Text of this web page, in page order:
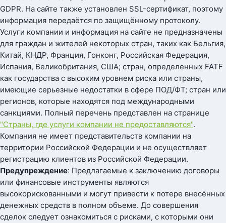
GDPR. На сайте также установлен SSL-сертификат, поэтому
информация передаётся по защищённому протоколу.
Услуги компании и информация на сайте не предназначены
для граждан и жителей некоторых стран, таких как Бельгия,
Китай, КНДР, Франция, Гонконг, Российская Федерация,
Испания, Великобритания, США; стран, определенных FATF
как государства с высоким уровнем риска или страны,
имеющие серьезные недостатки в сфере ПОД/ФТ; стран или
регионов, которые находятся под международными
санкциями. Полный перечень представлен на странице
"Страны, где услуги компании не предоставляются".
Компания не имеет представительств компании на
территории Российской Федерации и не осуществляет
регистрацию клиентов из Российской Федерации.
Предупреждение: Предлагаемые к заключению договоры
или финансовые инструменты являются
высокорискованными и могут привести к потере внесённых
денежных средств в полном объеме. До совершения
сделок следует ознакомиться с рисками, с которыми они